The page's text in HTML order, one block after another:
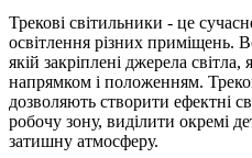
Трекові світильники - це
освітлення різних приміщень.
якій закріплені джерела
напрямком і положенням.
дозволяють створити ефектні
робочу зону, виділити окремі
затишну атмосферу.